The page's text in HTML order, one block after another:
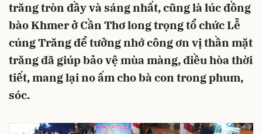
trăng tròn đầy và sáng nhất, cũng là lúc đồng
bào Khmer ở Cần Thơ long trọng tổ chức Lễ
cúng Trăng để tưởng nhớ công ơn vị thần mặt
trăng đã giúp bảo vệ mùa màng, điều hòa thời
tiết, mang lại no ấm cho bà con trong phum,
sóc.